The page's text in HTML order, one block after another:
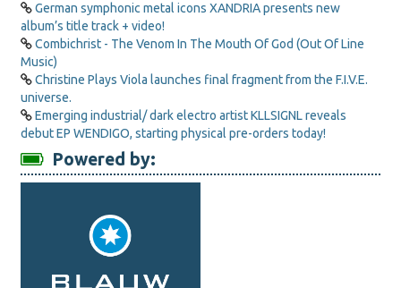
German symphonic metal icons XANDRIA presents new
album’s title track + video!
Combichrist - The Venom In The Mouth Of God (Out Of Line
Music)
Christine Plays Viola launches final fragment from the F.I.V.E.
universe.
Emerging industrial/ dark electro artist KLLSIGNL reveals
debut EP WENDIGO, starting physical pre-orders today!
Powered by: